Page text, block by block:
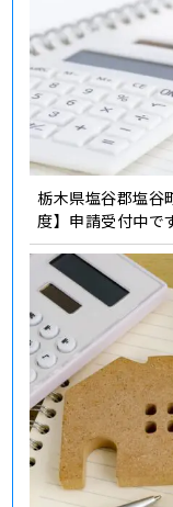
栃木県塩谷郡塩谷
度】申請受付中で